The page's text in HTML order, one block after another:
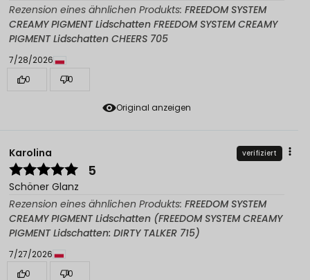
Original anzeigen
Rezension eines ähnlichen Produkts: FREEDOM SYSTEM
CREAMY PIGMENT Lidschatten FREEDOM SYSTEM CREAMY
PIGMENT Lidschatten CHEERS 705
7/28/2026
0
0
Karolina verifiziert
5
Schöner Glanz
Rezension eines ähnlichen Produkts: FREEDOM SYSTEM
CREAMY PIGMENT Lidschatten (FREEDOM SYSTEM CREAMY
PIGMENT Lidschatten: DIRTY TALKER 715)
7/27/2026
0
0